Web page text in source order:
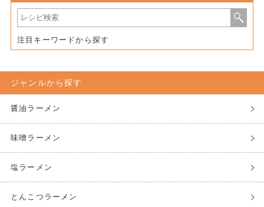
注目キーワードから探す
ジャンルから探す
醤油ラーメン
味噌ラーメン
塩ラーメン
とんこつラーメン